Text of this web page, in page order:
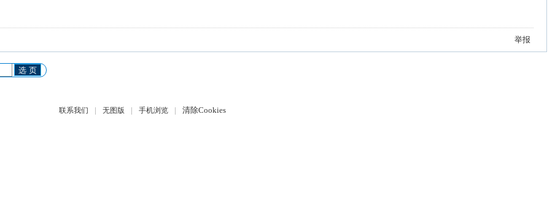
举报
选 页
联系我们 | 无图版 | 手机浏览 | 清除Cookies